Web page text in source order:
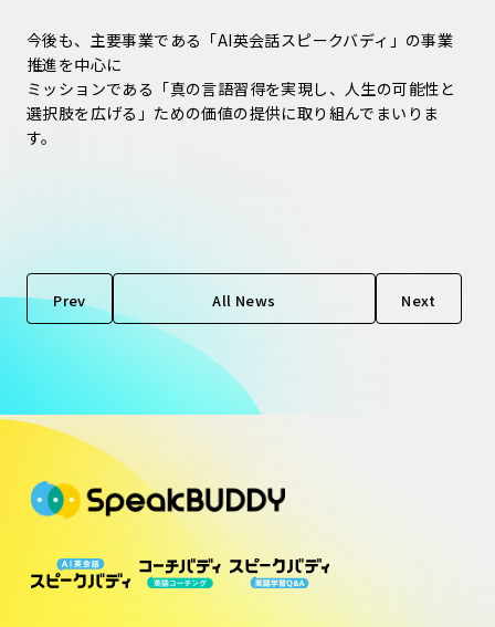
今後も、主要事業である「AI英会話スピークバディ」の事業
推進を中心に
ミッションである「真の言語習得を実現し、人生の可能性と
選択肢を広げる」ための価値の提供に取り組んでまいりま
す。
Prev All News Next